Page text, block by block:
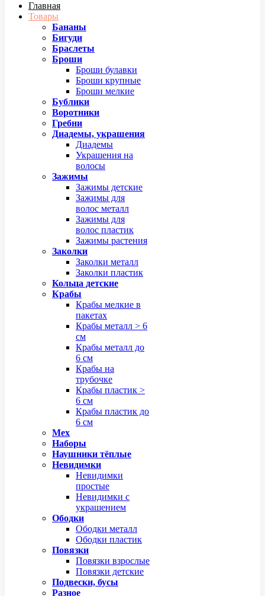
Главная
Товары
Бананы
Бигуди
Браслеты
Броши
Броши булавки
Броши крупные
Броши мелкие
Бублики
Воротники
Гребни
Диадемы, украшения
Диадемы
Украшения на
волосы
Зажимы
Зажимы детские
Зажимы для
волос металл
Зажимы для
волос пластик
Зажимы растения
Заколки
Заколки металл
Заколки пластик
Кольца детские
Крабы
Крабы мелкие в
пакетах
Крабы металл > 6
см
Крабы металл до
6 см
Крабы на
трубочке
Крабы пластик >
6 см
Крабы пластик до
6 см
Мех
Наборы
Наушники тёплые
Невидимки
Невидимки
простые
Невидимки с
украшением
Ободки
Ободки металл
Ободки пластик
Повязки
Повязки взрослые
Повязки детские
Подвески, бусы
Разное